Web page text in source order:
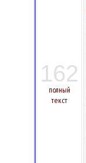
162
полный
текст